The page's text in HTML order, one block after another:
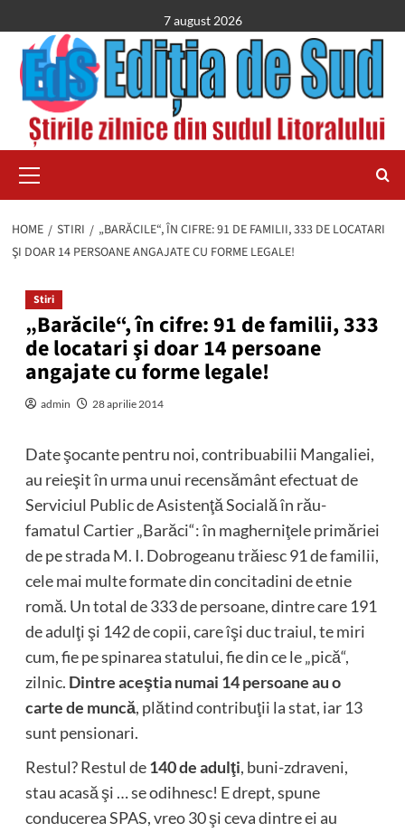
to
content
7 august 2026
Menu
HOME STIRI
„BARĂCILE“, ÎN CIFRE: 91 DE FAMILII, 333 DE LOCATARI
ŞI DOAR 14 PERSOANE ANGAJATE CU FORME LEGALE!
Stiri
„Barăcile“, în cifre: 91 de familii, 333
de locatari şi doar 14 persoane
angajate cu forme legale!
admin 28 aprilie 2014
Date şocante pentru noi, contribuabilii Mangaliei,
au reieşit în urma unui recensământ efectuat de
Serviciul Public de Asistenţă Socială în rău-
famatul Cartier „Barăci“: în magherniţele primăriei
de pe strada M. I. Dobrogeanu trăiesc 91 de familii,
cele mai multe formate din concitadini de etnie
romă. Un total de 333 de persoane, dintre care 191
de adulţi şi 142 de copii, care îşi duc traiul, te miri
cum, fie pe spinarea statului, fie din ce le „pică“,
zilnic. Dintre aceştia numai 14 persoane au o
carte de muncă, plătind contribuţii la stat, iar 13
sunt pensionari.
Restul? Restul de140 de adulţi, buni-zdraveni,
stau acasă şi … se odihnesc! E drept, spune
conducerea SPAS, vreo 30 şi ceva dintre ei au